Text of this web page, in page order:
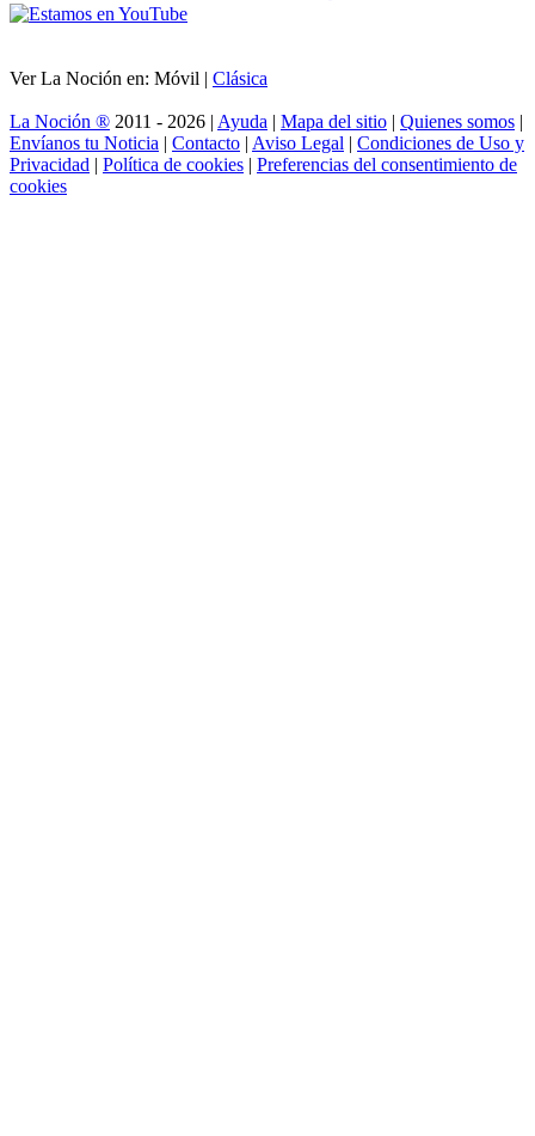
Ver La Noción en: Móvil | Clásica
La Noción ® 2011 - 2026 | Ayuda | Mapa del sitio | Quienes somos |
Envíanos tu Noticia | Contacto | Aviso Legal | Condiciones de Uso y
Privacidad | Política de cookies | Preferencias del consentimiento de
cookies